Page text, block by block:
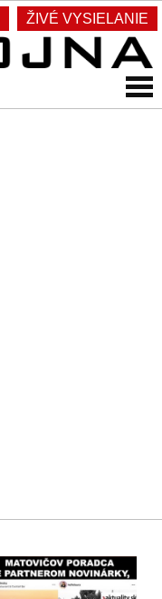
ŽIVÉ VYSIELANIE